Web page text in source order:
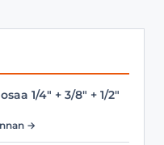
1/4" + 3/8" + 1/2"
→